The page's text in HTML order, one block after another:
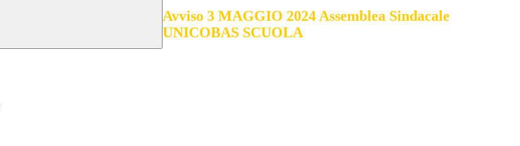
Avviso 3 MAGGIO 2024 Assemblea Sindacale
UNICOBAS SCUOLA